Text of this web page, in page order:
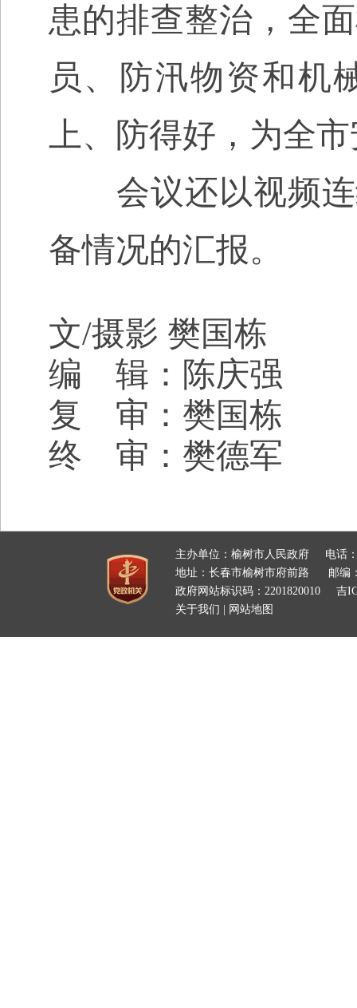
患的排查整治，全
员、防汛物资和机
上、防得好，为全
会议还以视频连
备情况的汇报。
文/摄影 樊国栋
编 辑：陈庆强
复 审：樊国栋
终 审：樊德军
主办单位：榆树市人民政府
电话
地址：长春市榆树市府前路
邮编
政府网站标识码：2201820010
吉
关于我们
网站地图